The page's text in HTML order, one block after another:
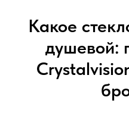
Какое
душевой: